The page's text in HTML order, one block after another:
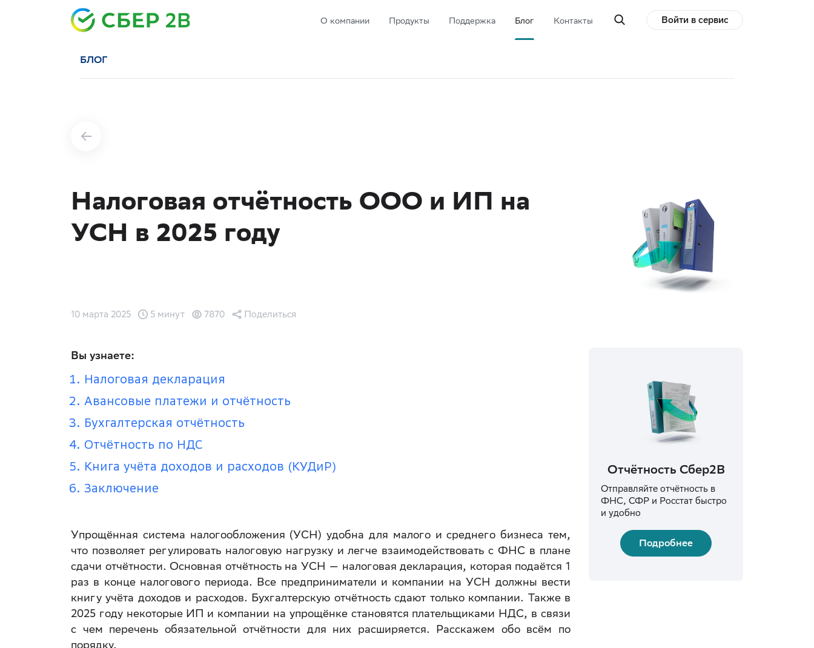
О компании Продукты Поддержка Блог Контакты Войти в сервис
БЛОГ
Налоговая отчётность ООО и ИП на
УСН в 2025 году
10 марта 2025 5 минут 7870 Поделиться
Вы узнаете:
Налоговая декларация
Авансовые платежи и отчётность
Бухгалтерская отчётность
Отчётность по НДС
Книга учёта доходов и расходов (КУДиР)
Заключение
Упрощённая система налогообложения (УСН) удобна для малого и среднего бизнеса тем,
что позволяет регулировать налоговую нагрузку и легче взаимодействовать с ФНС в плане
сдачи отчётности. Основная отчётность на УСН — налоговая декларация, которая подаётся 1
раз в конце налогового периода. Все предприниматели и компании на УСН должны вести
книгу учёта доходов и расходов. Бухгалтерскую отчётность сдают только компании. Также в
2025 году некоторые ИП и компании на упрощёнке становятся плательщиками НДС, в связи
с чем перечень обязательной отчётности для них расширяется. Расскажем обо всём по
порядку.
Отчётность Сбер2B
Отправляйте отчётность в
ФНС, СФР и Росстат быстро
и удобно
Подробнее